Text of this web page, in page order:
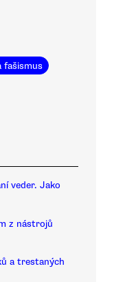
fašismus
veder. Jako
z nástrojů
a trestaných